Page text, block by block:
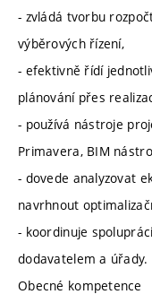
- zvládá tvorbu
výběrových řízení,
- efektivně řídí
plánování přes
- používá nástroje
Primavera, BIM
- dovede analyzovat
navrhnout
- koordinuje
dodavatelem a úřady.
Obecné kompetence